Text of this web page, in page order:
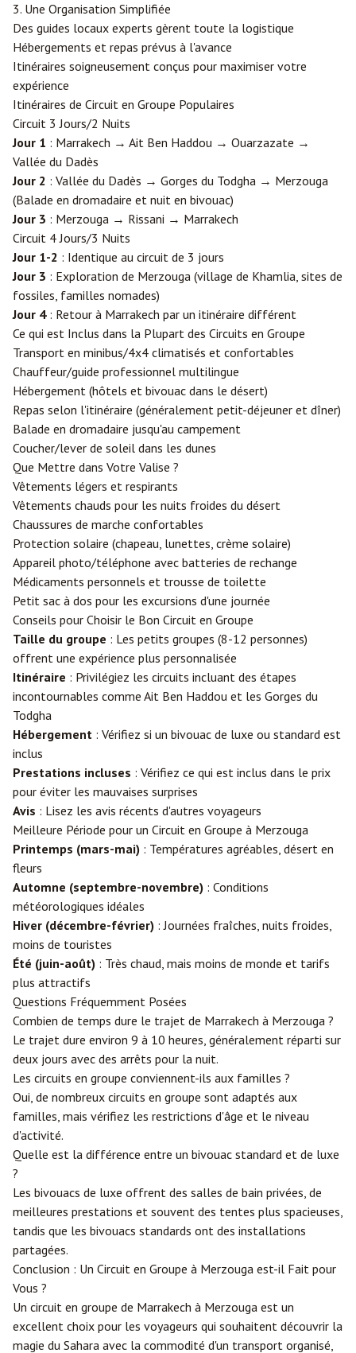
3. Une Organisation Simplifiée
Des guides locaux experts gèrent toute la logistique
Hébergements et repas prévus à l'avance
Itinéraires soigneusement conçus pour maximiser votre
expérience
Itinéraires de Circuit en Groupe Populaires
Circuit 3 Jours/2 Nuits
Jour 1 : Marrakech → Ait Ben Haddou → Ouarzazate →
Vallée du Dadès
Jour 2 : Vallée du Dadès → Gorges du Todgha → Merzouga
(Balade en dromadaire et nuit en bivouac)
Jour 3 : Merzouga → Rissani → Marrakech
Circuit 4 Jours/3 Nuits
Jour 1-2 : Identique au circuit de 3 jours
Jour 3 : Exploration de Merzouga (village de Khamlia, sites de
fossiles, familles nomades)
Jour 4: Retour à Marrakech par un itinéraire différent
Ce qui est Inclus dans la Plupart des Circuits en Groupe
Transport en minibus/4x4 climatisés et confortables
Chauffeur/guide professionnel multilingue
Hébergement (hôtels et bivouac dans le désert)
Repas selon l'itinéraire (généralement petit-déjeuner et dîner)
Balade en dromadaire jusqu'au campement
Coucher/lever de soleil dans les dunes
Que Mettre dans Votre Valise ?
Vêtements légers et respirants
Vêtements chauds pour les nuits froides du désert
Chaussures de marche confortables
Protection solaire (chapeau, lunettes, crème solaire)
Appareil photo/téléphone avec batteries de rechange
Médicaments personnels et trousse de toilette
Petit sac à dos pour les excursions d'une journée
Conseils pour Choisir le Bon Circuit en Groupe
Taille du groupe : Les petits groupes (8-12 personnes)
offrent une expérience plus personnalisée
Itinéraire : Privilégiez les circuits incluant des étapes
incontournables comme Ait Ben Haddou et les Gorges du
Todgha
Hébergement : Vérifiez si un bivouac de luxe ou standard est
inclus
Prestations incluses : Vérifiez ce qui est inclus dans le prix
pour éviter les mauvaises surprises
Avis : Lisez les avis récents d'autres voyageurs
Meilleure Période pour un Circuit en Groupe à Merzouga
Printemps (mars-mai) : Températures agréables, désert en
fleurs
Automne (septembre-novembre) : Conditions
météorologiques idéales
Hiver (décembre-février) : Journées fraîches, nuits froides,
moins de touristes
Été (juin-août) : Très chaud, mais moins de monde et tarifs
plus attractifs
Questions Fréquemment Posées
Combien de temps dure le trajet de Marrakech à Merzouga ?
Le trajet dure environ 9 à 10 heures, généralement réparti sur
deux jours avec des arrêts pour la nuit.
Les circuits en groupe conviennent-ils aux familles ?
Oui, de nombreux circuits en groupe sont adaptés aux
familles, mais vérifiez les restrictions d'âge et le niveau
d'activité.
Quelle est la différence entre un bivouac standard et de luxe
?
Les bivouacs de luxe offrent des salles de bain privées, de
meilleures prestations et souvent des tentes plus spacieuses,
tandis que les bivouacs standards ont des installations
partagées.
Conclusion : Un Circuit en Groupe à Merzouga est-il Fait pour
Vous ?
Un circuit en groupe de Marrakech à Merzouga est un
excellent choix pour les voyageurs qui souhaitent découvrir la
magie du Sahara avec la commodité d'un transport organisé,